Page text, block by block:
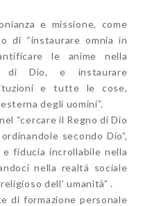
e missione, come
di “instaurare omnia in
le anime nella
di Dio, e instaurare
e tutte le cose,
degli uomini”.
“cercare il Regno di Dio
secondo Dio”,
fiducia incrollabile nella
nella realtá sociale
dell’ umanità” .
di formazione personale